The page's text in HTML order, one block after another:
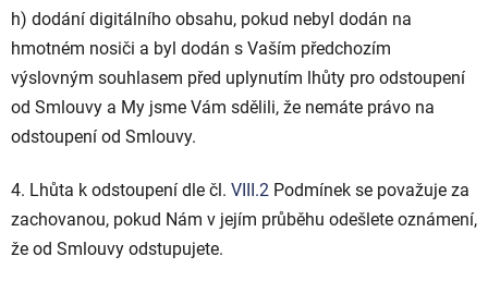
h) dodání digitálního obsahu, pokud nebyl dodán na
hmotném nosiči a byl dodán s Vaším předchozím
výslovným souhlasem před uplynutím lhůty pro odstoupení
od Smlouvy a My jsme Vám sdělili, že nemáte právo na
odstoupení od Smlouvy.
4. Lhůta k odstoupení dle čl. VIII.2 Podmínek se považuje za
zachovanou, pokud Nám v jejím průběhu odešlete oznámení,
že od Smlouvy odstupujete.